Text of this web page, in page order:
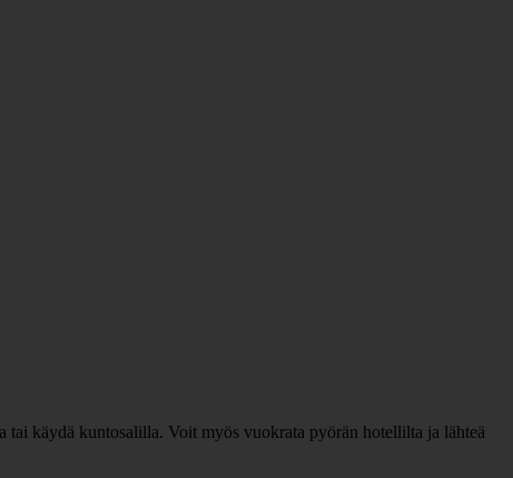
käydä kuntosalilla. Voit myös vuokrata pyörän hotellilta ja lähteä